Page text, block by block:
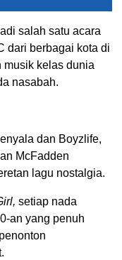
salah satu acara
dari berbagai kota di
musik kelas dunia
nasabah.
dan Boyzlife,
McFadden
lagu nostalgia.
setiap nada
an yang penuh